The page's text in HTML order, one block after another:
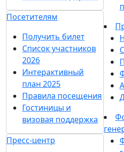
Посетителям
Получить билет
Список участников
2026
Интерактивный
план 2025
Правила посещения
Гостиницы и
визовая поддержка
Пресс-центр